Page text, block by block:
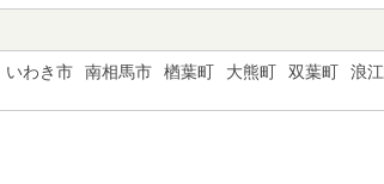
いわき市 南相馬市 楢葉町 大熊町 双葉町 浪